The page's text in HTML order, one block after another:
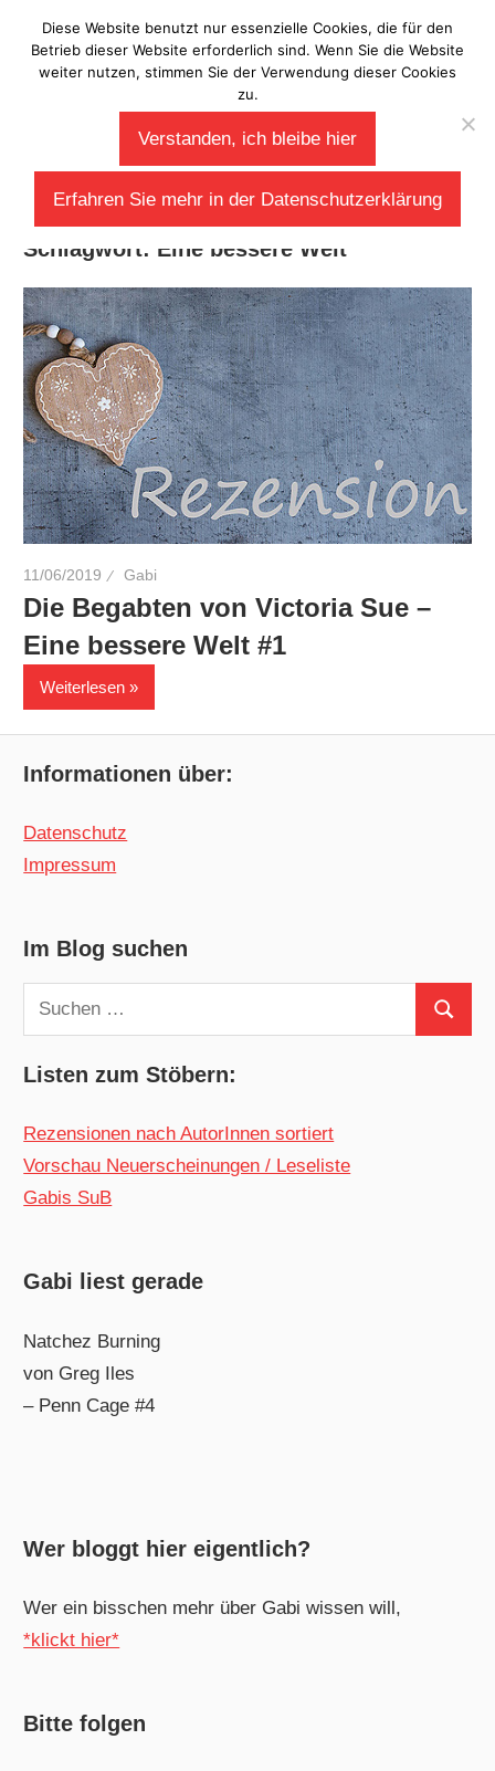
Inhalt
springen
Laberladen
Schlagwort: Eine bessere Welt
11/06/2019 Gabi
Die Begabten von Victoria Sue –
Eine bessere Welt #1
Weiterlesen
Informationen über:
Datenschutz
Impressum
Im Blog suchen
Suchen
nach:
Suchen
Listen zum Stöbern:
Rezensionen nach AutorInnen sortiert
Vorschau Neuerscheinungen / Leseliste
Gabis SuB
Gabi liest gerade
Natchez Burning
von Greg Iles
– Penn Cage #4
Wer bloggt hier eigentlich?
Wer ein bisschen mehr über Gabi wissen will,
*klickt hier*
Bitte folgen
Diese Website benutzt nur essenzielle Cookies, die für den
Betrieb dieser Website erforderlich sind. Wenn Sie die Website
weiter nutzen, stimmen Sie der Verwendung dieser Cookies
zu.
Verstanden, ich bleibe hier
Erfahren Sie mehr in der Datenschutzerklärung